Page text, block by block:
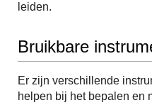
leiden.
Bruikbare
Er zijn verschillende
helpen bij het bepalen en